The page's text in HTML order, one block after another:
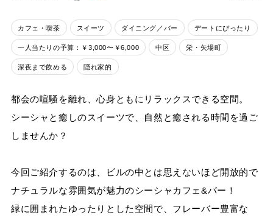
カフェ・喫茶 スイーツ ダイニング／バー デートにぴったり
一人当たりの予算：￥3,000〜￥6,000 中区 栄・矢場町
深夜まで飲める 隠れ家的
都会の喧騒を離れ、心身ともにリラックスできる空間。
シーシャと癒しのスイーツで、自然と癒される時間を過ご
しませんか？
今回ご紹介するのは、ビルの中とは思えないほど開放的で
ナチュラルな雰囲気が魅力のシーシャカフェ&バー！
緑に囲まれたゆったりとした空間で、フレーバー豊富な